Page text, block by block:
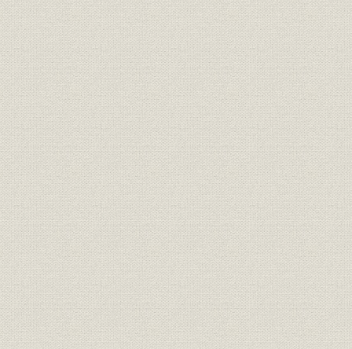
自動車資材用糸・布事業の展開
スパンボンドの製品・生産技術の多様化
アクリル資材事業の再構築
「ダイニーマ」誕生
AC事業の堅調な拡大
七 バイオ・医薬事業の模索
バイオ事業の礎
遺伝子組換え技術と検査薬
血栓溶解剤の生産開始と新薬申請
八 期待の膜事業
逆浸透膜事業の開始